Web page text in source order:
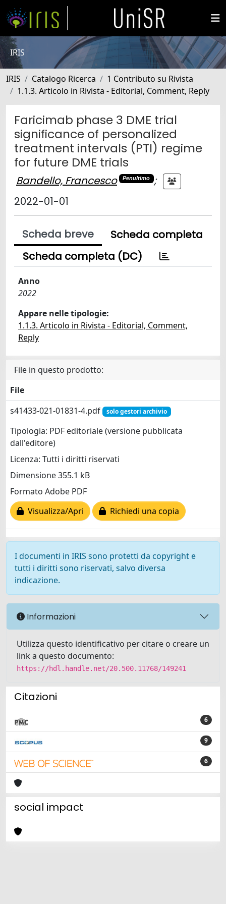
IRIS
IRIS Catalogo Ricerca
1 Contributo su Rivista
1.1.3. Articolo in Rivista - Editorial, Comment, Reply
Faricimab phase 3 DME trial
significance of personalized
treatment intervals (PTI) regime
for future DME trials
Bandello, Francesco Penultimo
;
2022-01-01
Scheda breve
Scheda completa
Scheda completa (DC)
Anno
2022
Appare nelle tipologie:
1.1.3. Articolo in Rivista - Editorial, Comment,
Reply
File in questo prodotto:
File
s41433-021-01831-4.pdf
solo gestori archivio
Tipologia: PDF editoriale (versione pubblicata
dall'editore)
Licenza: Tutti i diritti riservati
Dimensione 355.1 kB
Formato Adobe PDF
Visualizza/Apri
Richiedi una copia
I documenti in IRIS sono protetti da copyright e
tutti i diritti sono riservati, salvo diversa
indicazione.
Informazioni
Utilizza questo identificativo per citare o creare un
link a questo documento:
https://hdl.handle.net/20.500.11768/149241
Citazioni
6
9
6
social impact